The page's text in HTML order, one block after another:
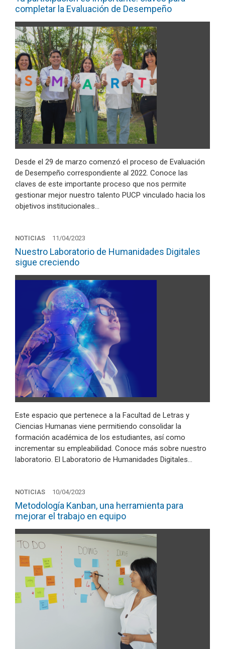
completar la Evaluación de Desempeño
Desde el 29 de marzo comenzó el proceso de Evaluación
de Desempeño correspondiente al 2022. Conoce las
claves de este importante proceso que nos permite
gestionar mejor nuestro talento PUCP vinculado hacia los
objetivos institucionales…
NOTICIAS 11/04/2023
Nuestro Laboratorio de Humanidades Digitales
sigue creciendo
Este espacio que pertenece a la Facultad de Letras y
Ciencias Humanas viene permitiendo consolidar la
formación académica de los estudiantes, así como
incrementar su empleabilidad. Conoce más sobre nuestro
laboratorio. El Laboratorio de Humanidades Digitales…
NOTICIAS 10/04/2023
Metodología Kanban, una herramienta para
mejorar el trabajo en equipo